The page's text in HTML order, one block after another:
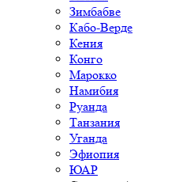
Зимбабве
Кабо-Верде
Кения
Конго
Марокко
Намибия
Руанда
Танзания
Уганда
Эфиопия
ЮАР